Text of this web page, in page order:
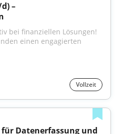
–
bei finanziellen Lösungen!
Vollzeit